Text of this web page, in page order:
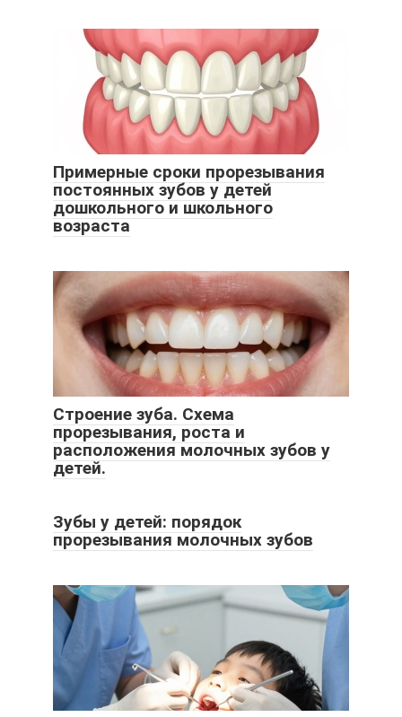
Примерные сроки прорезывания
постоянных зубов у детей
дошкольного и школьного
возраста
Строение зуба. Схема
прорезывания, роста и
расположения молочных зубов у
детей.
Зубы у детей: порядок
прорезывания молочных зубов